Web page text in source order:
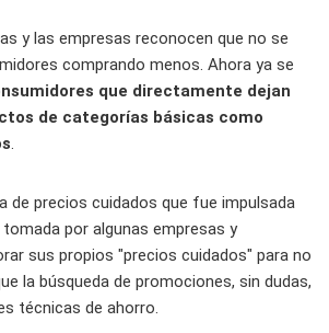
y las empresas reconocen que no se
comprando menos. Ahora ya se
que directamente dejan
de categorías básicas como
.
de precios cuidados que fue impulsada
por algunas empresas y
sus propios "precios cuidados" para no
la búsqueda de promociones, sin dudas,
técnicas de ahorro.